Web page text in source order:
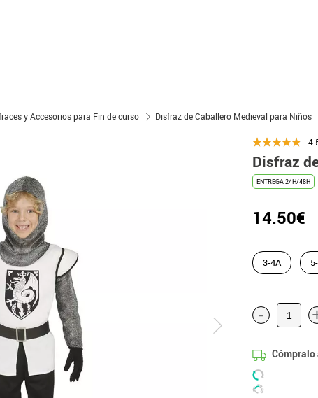
y Accesorios para Fin de curso Disfraz de Caballero Medieval para Niños
Disfraz
ENTREGA 24H/48H
14.50€
3-4A
-
Cómpralo